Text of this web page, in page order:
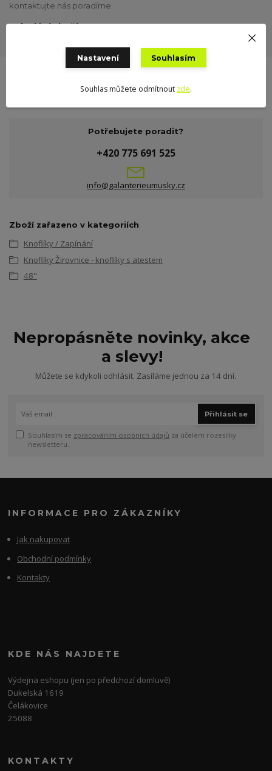
kontaktujte nás poradíme
Odeslání zboží
Potřebujete poradit?
+420 775 691 525
info@galanterieumusky.cz
Zboží zařazeno v kategoriích
Knoflíky / Zapínání
Knoflíky Žirovnice - knoflíky s atestem
48"
Nepropásněte novinky, akce
a slevy!
Můžete se kdykoli odhlásit. Zasíláme jednou za 14 dní.
Přihlásit se
Souhlasím se zpracováním osobních údajů za účelem rozesílky
newsletteru.
INFORMACE PRO ZÁKAZNÍKY
Jak nakupovat
Obchodní podmínky
Kontakty
KDE NÁS NAJDETE
Výdejna eshopu (jen po předchozí domluvě)
Dukelská 1619
Čelákovice
25088
KONTAKTY
Nastavení Souhlasím
Souhlas můžete odmítnout zde.